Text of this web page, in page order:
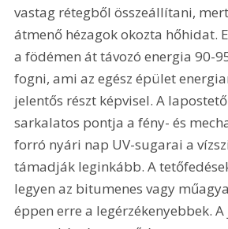
vastag rétegből összeállítani,
átmenő hézagok okozta hőhidat.
a födémen át távozó energia 90-
fogni, ami az egész épület
jelentős részt képvisel. A
sarkalatos pontja a fény- és
forró nyári nap UV-sugarai a
támadják leginkább. A
legyen az bitumenes vagy
éppen erre a legérzékenyebbek.